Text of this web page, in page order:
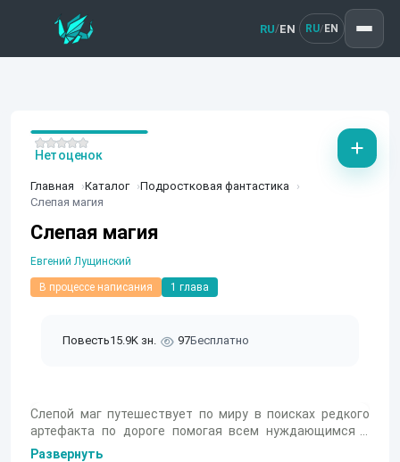
RU/EN RU/ EN
Главная Каталог
Подростковая фантастика
Слепая магия
Слепая магия
Евгений Лущинский
В процессе написания 1 глава
Повесть15.9K зн. 97Бесплатно
Нет оценок
Слепой маг путешествует по миру в поисках редкого
артефакта по дороге помогая всем нуждающимся в
помощи людям.
Развернуть